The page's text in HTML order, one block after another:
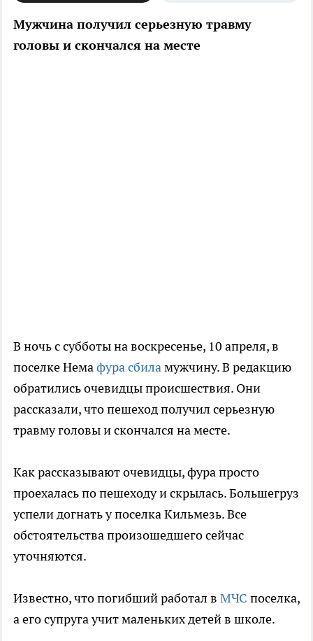
Мужчина получил серьезную травму
головы и скончался на месте
В ночь с субботы на воскресенье, 10 апреля, в
поселке Немафура сбиламужчину. В редакцию
обратились очевидцы происшествия. Они
рассказали, что пешеход получил серьезную
травму головы и скончался на месте.
Как рассказывают очевидцы, фура просто
проехалась по пешеходу и скрылась. Большегруз
успели догнать у поселка Кильмезь. Все
обстоятельства произошедшего сейчас
уточняются.
Известно, что погибший работал в МЧС поселка,
а его супруга учит маленьких детей в школе.